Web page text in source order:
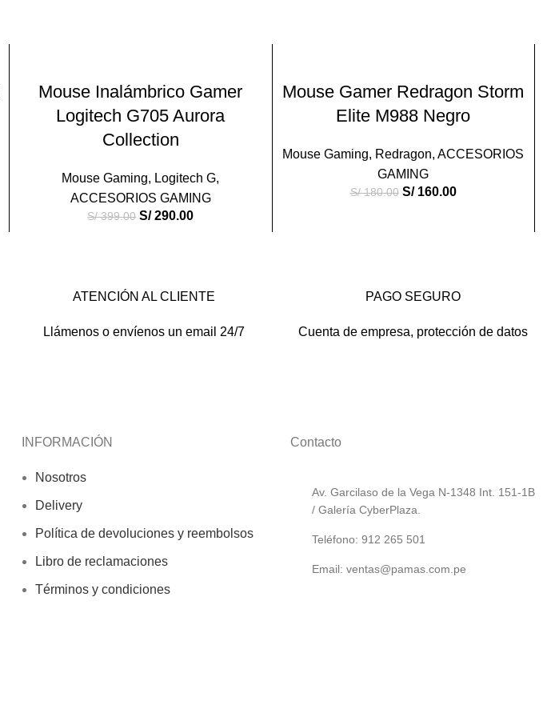
Mouse Inalámbrico Gamer
Logitech G705 Aurora
Collection
Mouse Gaming, Logitech G,
ACCESORIOS GAMING
S/399.00 S/290.00
Mouse Gamer Redragon Storm
Elite M988 Negro
Mouse Gaming, Redragon,ACCESORIOS
GAMING
S/180.00 S/160.00
ATENCIÓN AL CLIENTE
Llámenos o envíenos un email 24/7
PAGO SEGURO
Cuenta de empresa, protección de datos
INFORMACIÓN
Nosotros
Delivery
Política de devoluciones y reembolsos
Libro de reclamaciones
Términos y condiciones
Contacto
Av. Garcilaso de la Vega N-1348 Int. 151-1B
/ Galería CyberPlaza.
Teléfono: 912 265 501
Email: ventas@pamas.com.pe